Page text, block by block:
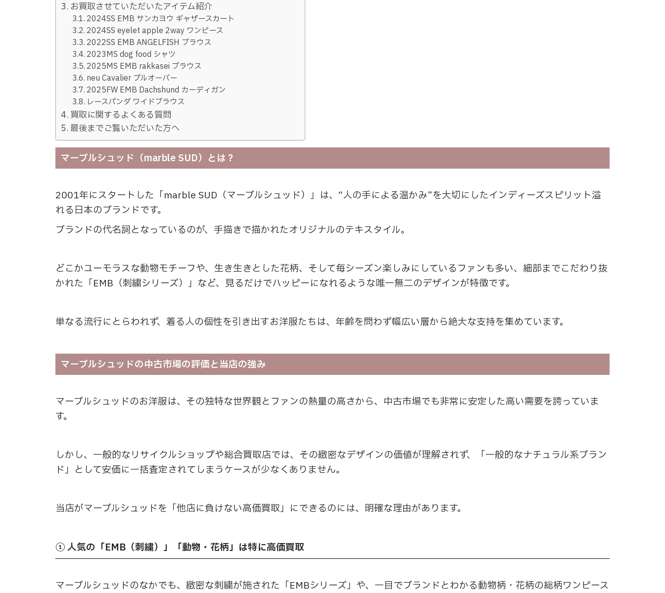
お買取させていただいたアイテム紹介
2024SS EMB サンカヨウ ギャザースカート
2024SS eyelet apple 2way ワンピース
2022SS EMB ANGELFISH ブラウス
2023MS dog food シャツ
2025MS EMB rakkasei ブラウス
neu Cavalier プルオーバー
2025FW EMB Dachshund カーディガン
レースパンダ ワイドブラウス
買取に関するよくある質問
最後までご覧いただいた方へ
マーブルシュッド（marble SUD）とは？
2001年にスタートした「marble SUD（マーブルシュッド）」は、“人の手による温かみ”を大切にしたインディーズスピリット溢
れる日本のブランドです。
ブランドの代名詞となっているのが、手描きで描かれたオリジナルのテキスタイル。
どこかユーモラスな動物モチーフや、生き生きとした花柄、そして毎シーズン楽しみにしているファンも多い、細部までこだわり抜
かれた「EMB（刺繍シリーズ）」など、見るだけでハッピーになれるような唯一無二のデザインが特徴です。
単なる流行にとらわれず、着る人の個性を引き出すお洋服たちは、年齢を問わず幅広い層から絶大な支持を集めています。
マーブルシュッドの中古市場の評価と当店の強み
マーブルシュッドのお洋服は、その独特な世界観とファンの熱量の高さから、中古市場でも非常に安定した高い需要を誇っていま
す。
しかし、一般的なリサイクルショップや総合買取店では、その緻密なデザインの価値が理解されず、「一般的なナチュラル系ブラン
ド」として安価に一括査定されてしまうケースが少なくありません。
当店がマーブルシュッドを「他店に負けない高価買取」にできるのには、明確な理由があります。
① 人気の「EMB（刺繍）」「動物・花柄」は特に高価買取
マーブルシュッドのなかでも、緻密な刺繍が施された「EMBシリーズ」や、一目でブランドとわかる動物柄・花柄の総柄ワンピース